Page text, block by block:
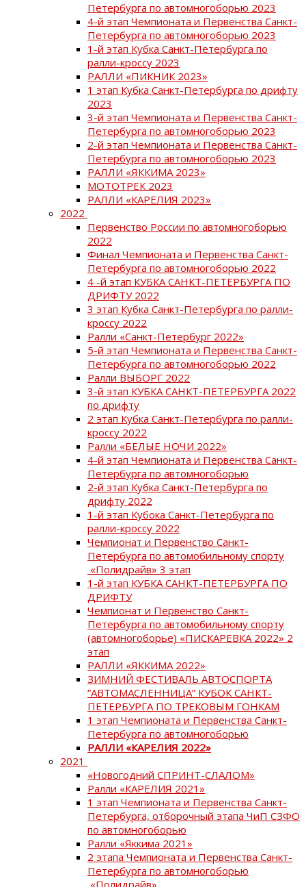
Петербурга по автомногоборью 2023
4-й этап Чемпионата и Первенства Санкт-
Петербурга по автомногоборью 2023
1-й этап Кубка Санкт-Петербурга по
ралли-кроссу 2023
РАЛЛИ «ПИКНИК 2023»
1 этап Кубка Санкт-Петербурга по дрифту
2023
3-й этап Чемпионата и Первенства Санкт-
Петербурга по автомногоборью 2023
2-й этап Чемпионата и Первенства Санкт-
Петербурга по автомногоборью 2023
РАЛЛИ «ЯККИМА 2023»
МОТОТРЕК 2023
РАЛЛИ «КАРЕЛИЯ 2023»
2022
Первенство России по автомногоборью
2022
Финал Чемпионата и Первенства Санкт-
Петербурга по автомногоборью 2022
4 -й этап КУБКА САНКТ-ПЕТЕРБУРГА ПО
ДРИФТУ 2022
3 этап Кубка Санкт-Петербурга по ралли-
кроссу 2022
Ралли «Санкт-Петербург 2022»
5-й этап Чемпионата и Первенства Санкт-
Петербурга по автомногоборью 2022
Ралли ВЫБОРГ 2022
3-й этап КУБКА САНКТ-ПЕТЕРБУРГА 2022
по дрифту
2 этап Кубка Санкт-Петербурга по ралли-
кроссу 2022
Ралли «БЕЛЫЕ НОЧИ 2022»
4-й этап Чемпионата и Первенства Санкт-
Петербурга по автомногоборью
2-й этап Кубка Санкт-Петербурга по
дрифту 2022
1-й этап Кубока Санкт-Петербурга по
ралли-кроссу 2022
Чемпионат и Первенство Санкт-
Петербурга по автомобильному спорту
«Полидрайв» 3 этап
1-й этап КУБКА САНКТ-ПЕТЕРБУРГА ПО
ДРИФТУ
Чемпионат и Первенство Санкт-
Петербурга по автомобильному спорту
(автомногоборье) «ПИСКАРЕВКА 2022» 2
этап
РАЛЛИ «ЯККИМА 2022»
ЗИМНИЙ ФЕСТИВАЛЬ АВТОСПОРТА
“АВТОМАСЛЕННИЦА” КУБОК САНКТ-
ПЕТЕРБУРГА ПО ТРЕКОВЫМ ГОНКАМ
1 этап Чемпионата и Первенства Санкт-
Петербурга по автомногоборью
РАЛЛИ «КАРЕЛИЯ 2022»
2021
«Новогодний СПРИНТ-СЛАЛОМ»
Ралли «КАРЕЛИЯ 2021»
1 этап Чемпионата и Первенства Санкт-
Петербурга, отборочный этапа ЧиП СЗФО
по автомногоборью
Ралли «Яккима 2021»
2 этапа Чемпионата и Первенства Санкт-
Петербурга по автомногоборью
«Полидрайв»